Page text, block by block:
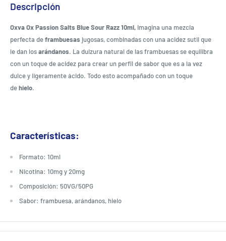
Descripción
Oxva Ox Passion Salts Blue Sour Razz 10ml, Imagina una mezcla
perfecta deframbuesas jugosas, combinadas con una acidez sutil que
le dan losarándanos. La dulzura natural de las frambuesas se equilibra
con un toque de acidez para crear un perfil de sabor que es a la vez
dulce y ligeramente ácido. Todo esto acompañado con un toque
dehielo.
Características:
Formato: 10ml
Nicotina: 10mg y 20mg
Composición: 50VG/50PG
Sabor: frambuesa, arándanos, hielo